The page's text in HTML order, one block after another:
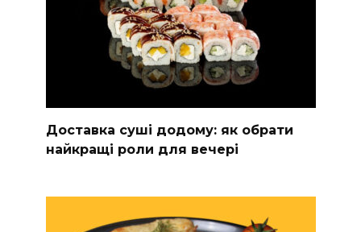
Доставка суші додому: як обрати
найкращі роли для вечері